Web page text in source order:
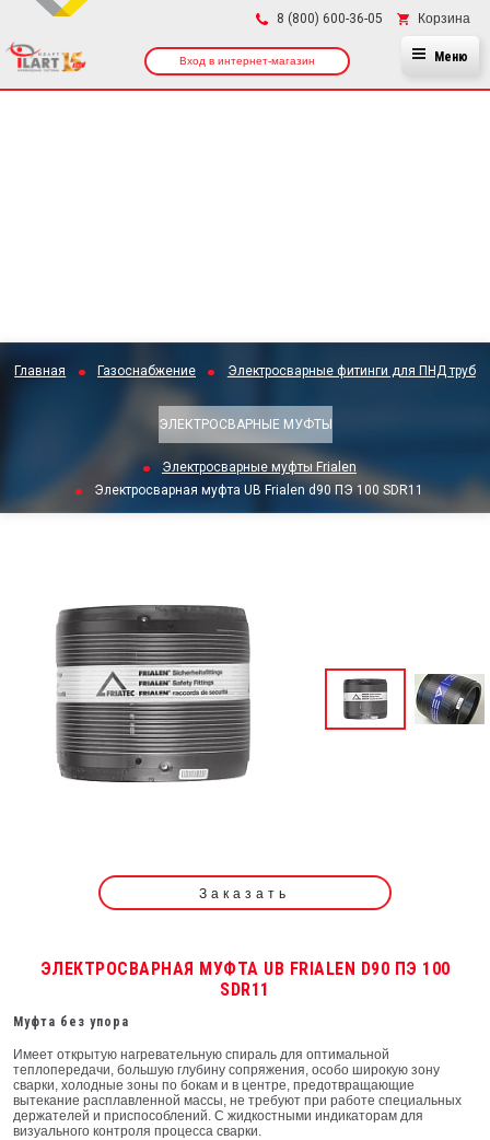
8 (800) 600-36-05 Корзина
Вход в интернет-магазин Меню
Главная Газоснабжение Электросварные фитинги для ПНД труб
ЭЛЕКТРОСВАРНЫЕ МУФТЫ
Электросварные муфты Frialen
Электросварная муфта UB Frialen d90 ПЭ 100 SDR11
Заказать
ЭЛЕКТРОСВАРНАЯ МУФТА UB FRIALEN D90 ПЭ 100
SDR11
Муфта без упoра
Имеет открытую нагревательную спираль для оптимальной
теплопередачи, большую глубину сопряжения, особо широкую зону
сварки, холодные зоны по бокам и в центре, предотвращающие
вытекание расплавленной массы, не требуют при рабoте специальных
держателей и приспособлений. С жидкостными индикаторам для
визуального контроля процесса сварки.
×